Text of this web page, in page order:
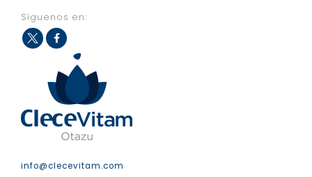
Síguenos en:
eb
ook
info@clecevitam.com